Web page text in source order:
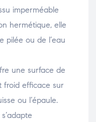
imperméable
hermétique, elle
pilée ou de l’eau
une surface de
froid efficace sur
ou l’épaule.